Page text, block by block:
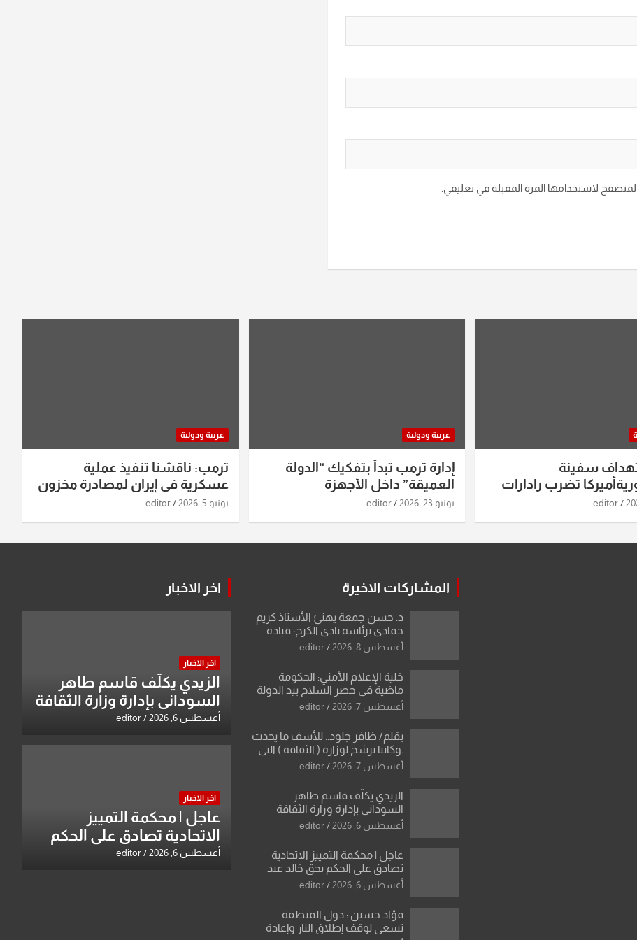
لاستخدامها المرة المقبلة في تعليقي.
سفينة
تضرب رادارات
ومسيرات إيران..editor
عربية ودولية
إدارة ترمب تبدأ بتفكيك “الدولة
العميقة” داخل الأجهزة
الاستخباراتية
يونيو 23, 2026 editor
عربية ودولية
ترمب: ناقشنا تنفيذ عملية
عسكرية في إيران لمصادرة مخزون
اليورانيوم
يونيو 5, 2026 editor
المشاركات الاخيرة
د. حسن جمعة يهنئ الأستاذ كريم
حمادي برئاسة نادي الكرخ: قيادة
استثنائية ونقلة نوعية في الرياضة
أغسطس 8, 2026 editor
خلية الإعلام الأمني: الحكومة
ماضية في حصر السلاح بيد الدولة
دون رجعة
أغسطس 7, 2026 editor
بقلم/ ظافر جلود.. للأسف ما يحدث
.وكاننا نرشح لوزارة ( الثقافة ) التي
ماتت من زمان وزير يمثلها من
العراقية..
أغسطس 7, 2026 editor
الزيدي يكلّف قاسم طاهر
السوداني بإدارة وزارة الثقافة
أغسطس 6, 2026 editor
عاجل | محكمة التمييز الاتحادية
تصادق على الحكم بحق خالد عبد
الواحد كبيان
أغسطس 6, 2026 editor
فؤاد حسين : دول المنطقة
تسعى لوقف إطلاق النار وإعادة
اخر الاخبار
اخر الاخبار
الزيدي يكلّف قاسم طاهر
السوداني بإدارة وزارة الثقافة
أغسطس 6, 2026 editor
اخر الاخبار
عاجل | محكمة التمييز
الاتحادية تصادق على الحكم
بحق خالد عبد الواحد كبيان
أغسطس 6, 2026 editor